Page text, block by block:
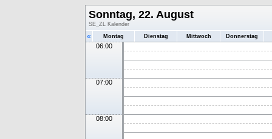
Sonntag, 22. August
SE_ZL Kalender
« Montag Dienstag Mittwoch Donnerstag
06:00
07:00
08:00